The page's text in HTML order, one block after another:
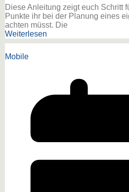
Diese Anleitung zeigt euch Schritt
Punkte ihr bei der Planung eines
achten müsst. Die
Weiterlesen
Mobile